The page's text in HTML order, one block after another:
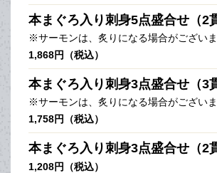
本まぐろ入り刺身5点盛合せ（2
※サーモンは、炙りになる場合がございま
1,868円（税込）
本まぐろ入り刺身3点盛合せ（3
※サーモンは、炙りになる場合がございま
1,758円（税込）
本まぐろ入り刺身3点盛合せ（2
1,208円（税込）